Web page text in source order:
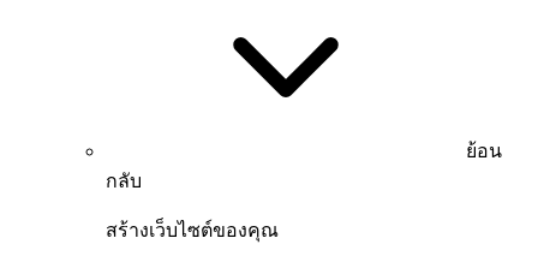
ย้อน
กลับ
สร้างเว็บไซต์ของคุณ